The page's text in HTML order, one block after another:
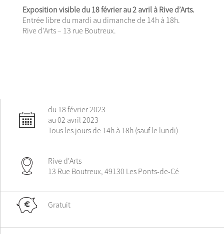
Exposition visible du 18 février au 2 avril à Rive d’Arts.
Entrée libre du mardi au dimanche de 14h à 18h.
Rive d’Arts – 13 rue Boutreux.
du 18 février 2023
au 02 avril 2023
Tous les jours de 14h à 18h (sauf le lundi)
Rive d'Arts
13 Rue Boutreux, 49130 Les Ponts-de-Cé
Gratuit